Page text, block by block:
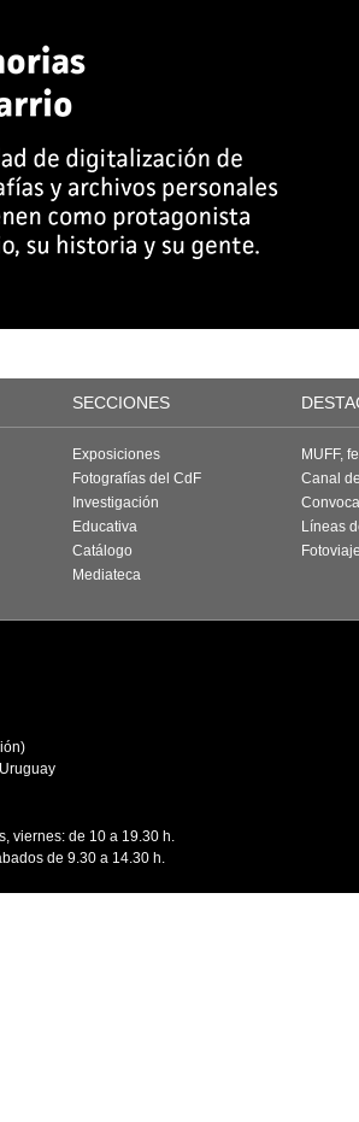
SECCIONES
Exposiciones
Fotografías del CdF
Investigación
Educativa
Catálogo
Mediateca
MUFF,
Canal
Líneas
viernes: de 10 a 19.30 h.
de 9.30 a 14.30 h.